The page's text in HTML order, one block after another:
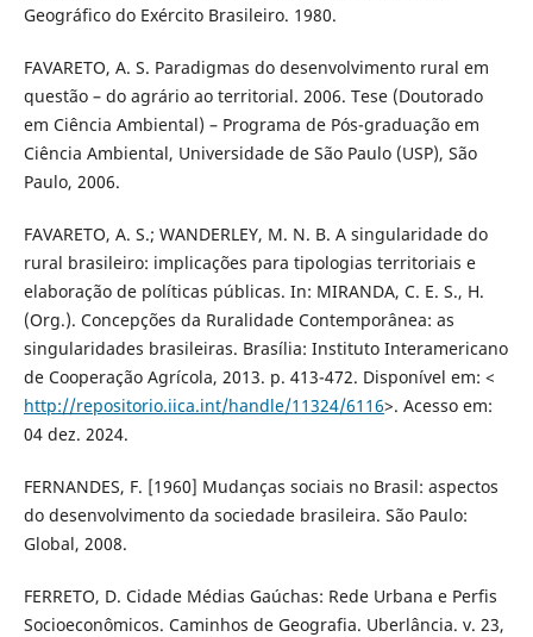
Geográfico do Exército Brasileiro. 1980.
FAVARETO, A. S. Paradigmas do desenvolvimento rural em
questão – do agrário ao territorial. 2006. Tese (Doutorado
em Ciência Ambiental) – Programa de Pós-graduação em
Ciência Ambiental, Universidade de São Paulo (USP), São
Paulo, 2006.
FAVARETO, A. S.; WANDERLEY, M. N. B. A singularidade do
rural brasileiro: implicações para tipologias territoriais e
elaboração de políticas públicas. In: MIRANDA, C. E. S., H.
(Org.). Concepções da Ruralidade Contemporânea: as
singularidades brasileiras. Brasília: Instituto Interamericano
de Cooperação Agrícola, 2013. p. 413-472. Disponível em: <
http://repositorio.iica.int/handle/11324/6116>. Acesso em:
04 dez. 2024.
FERNANDES, F. [1960] Mudanças sociais no Brasil: aspectos
do desenvolvimento da sociedade brasileira. São Paulo:
Global, 2008.
FERRETO, D. Cidade Médias Gaúchas: Rede Urbana e Perfis
Socioeconômicos. Caminhos de Geografia. Uberlância. v. 23,